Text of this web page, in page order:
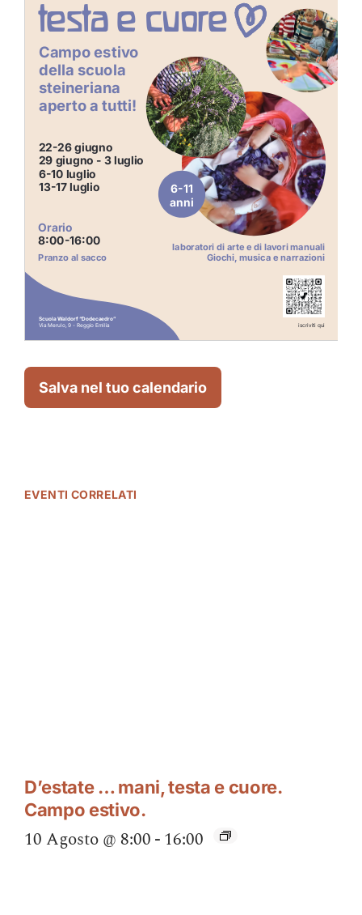
Salva nel tuo calendario
EVENTI CORRELATI
D’estate … mani, testa e cuore.
Campo estivo.
10 Agosto @ 8:00-16:00